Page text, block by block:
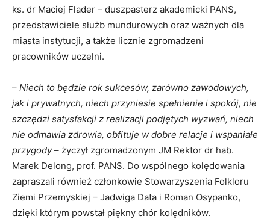
ks. dr Maciej Flader – duszpasterz akademicki PANS,
przedstawiciele służb mundurowych oraz ważnych dla
miasta instytucji, a także licznie zgromadzeni
pracowników uczelni.
– Niech to będzie rok sukcesów, zarówno zawodowych,
jak i prywatnych, niech przyniesie spełnienie i spokój, nie
szczędzi satysfakcji z realizacji podjętych wyzwań, niech
nie odmawia zdrowia, obfituje w dobre relacje i wspaniałe
przygody– życzył zgromadzonym JM Rektor dr hab.
Marek Delong, prof. PANS. Do wspólnego kolędowania
zapraszali również członkowie Stowarzyszenia Folkloru
Ziemi Przemyskiej – Jadwiga Data i Roman Osypanko,
dzięki którym powstał piękny chór kolędników.